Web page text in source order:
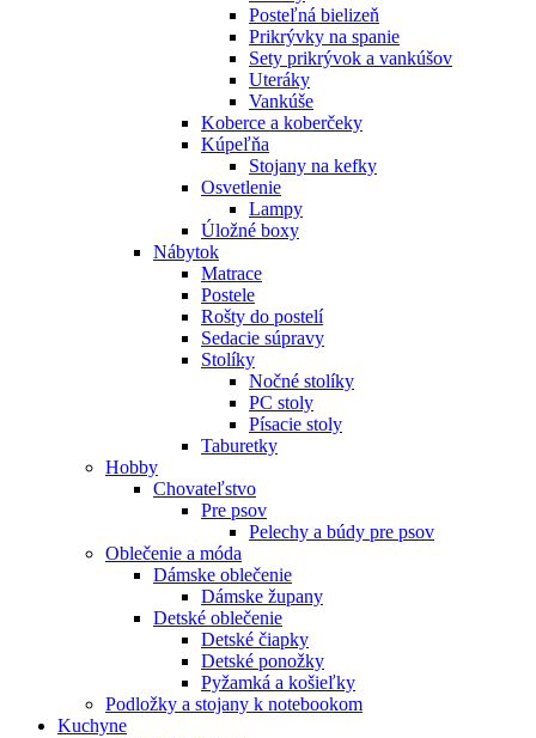
Posteľná bielizeň
Prikrývky na spanie
Sety prikrývok a vankúšov
Uteráky
Vankúše
Koberce a koberčeky
Kúpeľňa
Stojany na kefky
Osvetlenie
Lampy
Úložné boxy
Nábytok
Matrace
Postele
Rošty do postelí
Sedacie súpravy
Stolíky
Nočné stolíky
PC stoly
Písacie stoly
Taburetky
Hobby
Chovateľstvo
Pre psov
Pelechy a búdy pre psov
Oblečenie a móda
Dámske oblečenie
Dámske župany
Detské oblečenie
Detské čiapky
Detské ponožky
Pyžamká a košieľky
Podložky a stojany k notebookom
Kuchyne